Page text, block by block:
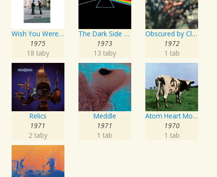
Wish You Were Here
1975
18 taby
The Dark Side of the Moon
1973
13 taby
Obscured by Clouds
1972
1 tab
Relics
1971
2 taby
Meddle
1971
1 tab
Atom Heart Mother
1970
1 tab